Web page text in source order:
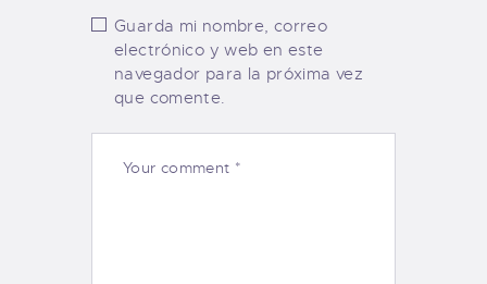
Guarda mi nombre, correo
electrónico y web en este
navegador para la próxima vez
que comente.